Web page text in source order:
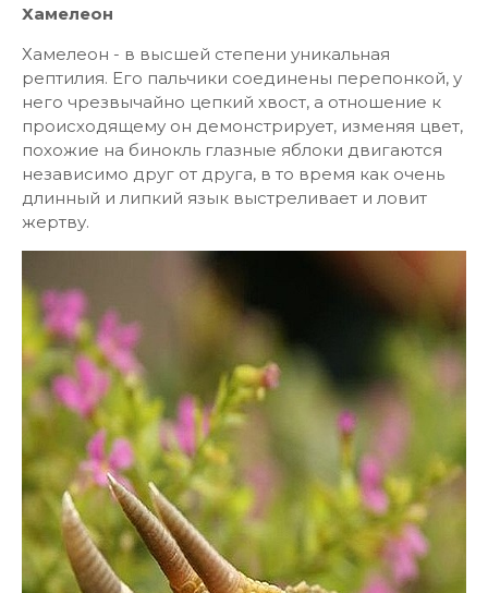
Хамелеон
Хамелеон - в высшей степени уникальная
рептилия. Его пальчики соединены перепонкой, у
него чрезвычайно цепкий хвост, а отношение к
происходящему он демонстрирует, изменяя цвет,
похожие на бинокль глазные яблоки двигаются
независимо друг от друга, в то время как очень
длинный и липкий язык выстреливает и ловит
жертву.